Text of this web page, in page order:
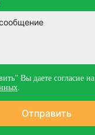
Вы даете согласие на